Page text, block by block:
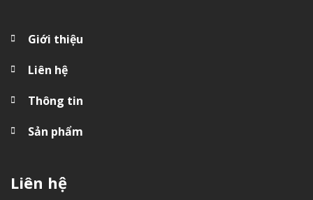
Giới thiệu
Liên hệ
Thông tin
Sản phẩm
Liên hệ